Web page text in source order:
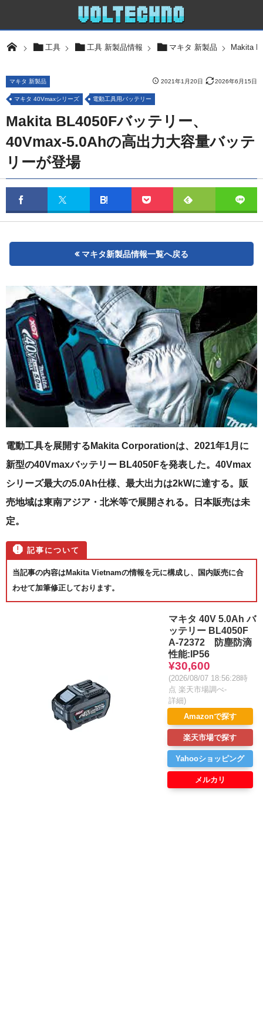
工具 工具 新製品情報 マキタ 新製品 Makita
2021年1月20日 2026年6月15日
マキタ 新製品
マキタ 40Vmaxシリーズ 電動工具用バッテリー
Makita BL4050Fバッテリー、
40Vmax-5.0Ahの高出力大容量バッテ
リーが登場
マキタ新製品情報一覧へ戻る
電動工具を展開するMakita Corporationは、2021年1月に
新型の40Vmaxバッテリー BL4050Fを発表した。40Vmax
シリーズ最大の5.0Ah仕様、最大出力は2kWに達する。販
売地域は東南アジア・北米等で展開される。日本販売は未
定。
当記事の内容はMakita Vietnamの情報を元に構成し、国内販売に合
わせて加筆修正しております。
マキタ 40V 5.0Ah バ
ッテリー BL4050F
A-72372 防塵防滴
性能:IP56
¥30,600
(2026/08/07 18:56:28時
点 楽天市場調べ-
詳細)
Amazonで探す
楽天市場で探す
Yahooショッピング
メルカリ